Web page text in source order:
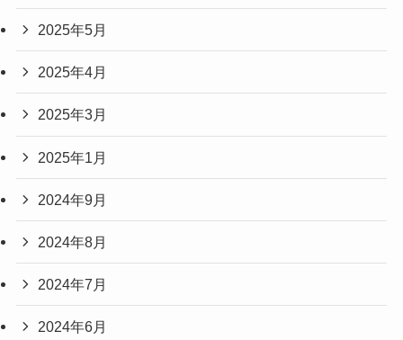
2025年5月
2025年4月
2025年3月
2025年1月
2024年9月
2024年8月
2024年7月
2024年6月